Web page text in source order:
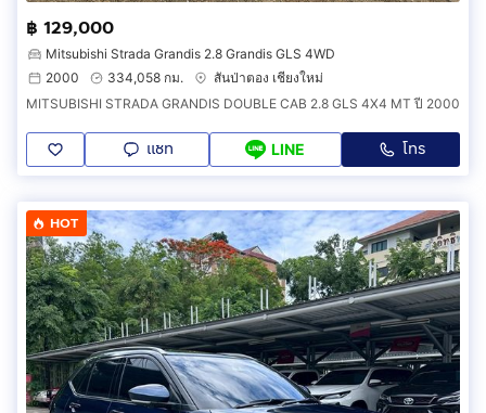
฿ 129,000
Mitsubishi Strada Grandis 2.8 Grandis GLS 4WD
2000
334,058 กม.
สันป่าตอง เชียงใหม่
MITSUBISHI STRADA GRANDIS DOUBLE CAB 2.8 GLS 4X4 MT ปี 2000
แชท LINE โทร
HOT